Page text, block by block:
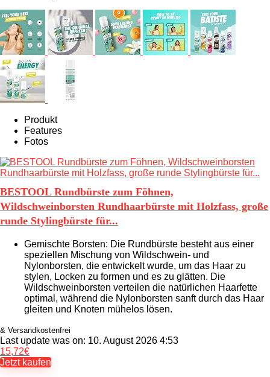
Produkt
Features
Fotos
BESTOOL Rundbürste zum Föhnen,
Wildschweinborsten Rundhaarbürste mit Holzfass, große
runde Stylingbürste für...
Gemischte Borsten: Die Rundbürste besteht aus einer
speziellen Mischung von Wildschwein- und
Nylonborsten, die entwickelt wurde, um das Haar zu
stylen, Locken zu formen und es zu glätten. Die
Wildschweinborsten verteilen die natürlichen Haarfette
optimal, während die Nylonborsten sanft durch das Haar
gleiten und Knoten mühelos lösen.
& Versandkostenfrei
Last update was on: 10. August 2026 4:53
15,72€
Jetzt kaufen